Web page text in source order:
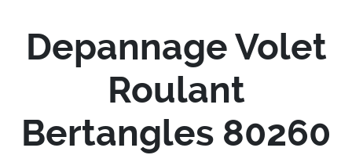
Depannage Volet
Roulant
Bertangles 80260